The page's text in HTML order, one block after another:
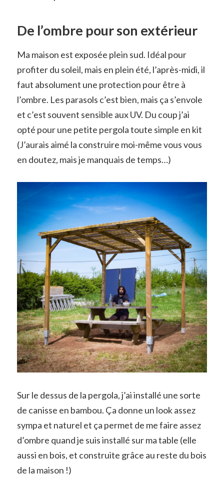
De l’ombre pour son extérieur
Ma maison est exposée plein sud. Idéal pour
profiter du soleil, mais en plein été, l’après-midi, il
faut absolument une protection pour être à
l’ombre. Les parasols c’est bien, mais ça s’envole
et c’est souvent sensible aux UV. Du coup j’ai
opté pour une petite pergola toute simple en kit
(J’aurais aimé la construire moi-même vous vous
en doutez, mais je manquais de temps…)
Sur le dessus de la pergola, j’ai installé une sorte
de canisse en bambou. Ça donne un look assez
sympa et naturel et ça permet de me faire assez
d’ombre quand je suis installé sur ma table (elle
aussi en bois, et construite grâce au reste du bois
de la maison !)